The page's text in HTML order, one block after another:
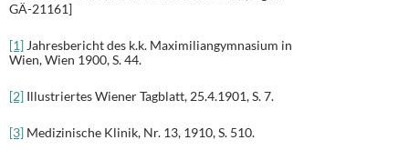
GÄ-21161]
[1] Jahresbericht des k.k. Maximiliangymnasium in
Wien, Wien 1900, S. 44.
[2] Illustriertes Wiener Tagblatt, 25.4.1901, S. 7.
[3] Medizinische Klinik, Nr. 13, 1910, S. 510.